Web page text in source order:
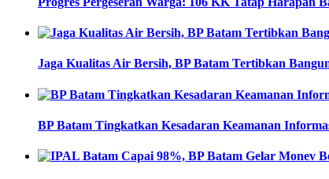
Jaga Kualitas Air Bersih, BP Batam Tertibkan
BP Batam Tingkatkan Kesadaran Keamanan